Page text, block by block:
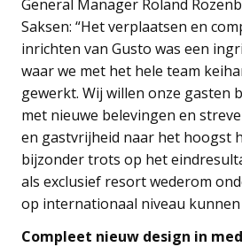
General Manager Roland
Saksen: “Het verplaatsen en
inrichten van Gusto was een
waar we met het hele team
gewerkt. Wij willen onze gasten
met nieuwe belevingen en
en gastvrijheid naar het hoogst
bijzonder trots op het
als exclusief resort wederom
op internationaal niveau kunnen
Compleet nieuw design in